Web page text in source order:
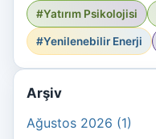
#Yatırım Psikolojisi
#Yenilenebilir Enerji
Arşiv
Ağustos 2026 (1)